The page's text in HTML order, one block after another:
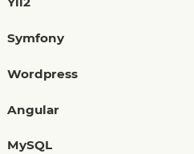
Symfony
Wordpress
Angular
MySQL